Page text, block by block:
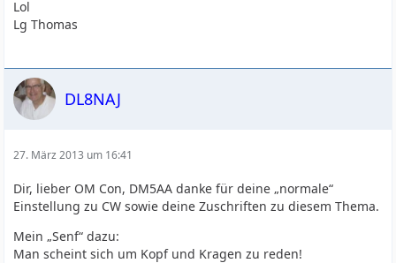
Lol
Lg Thomas
DL8NAJ
27. März 2013 um 16:41
Dir, lieber OM Con, DM5AA danke für deine „normale“
Einstellung zu CW sowie deine Zuschriften zu diesem Thema.
Mein „Senf“ dazu:
Man scheint sich um Kopf und Kragen zu reden!